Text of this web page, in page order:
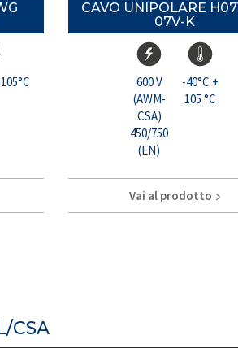
CAVO UNIPOLARE
07V-K
600 V
(AWM-
CSA)
450/750
(EN)
-40°C +
105 °C
Vai al prodotto
CSA